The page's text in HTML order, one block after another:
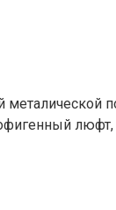
металической